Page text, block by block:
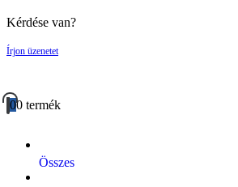
Kérdése van?
Írjon üzenetet
00 termék
Összes